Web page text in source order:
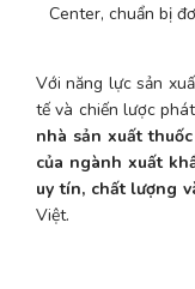
Center, chuẩn bị
Với năng lực sản
tế và chiến lược
nhà sản xuất
của ngành xuất
uy tín, chất lượng
Việt.